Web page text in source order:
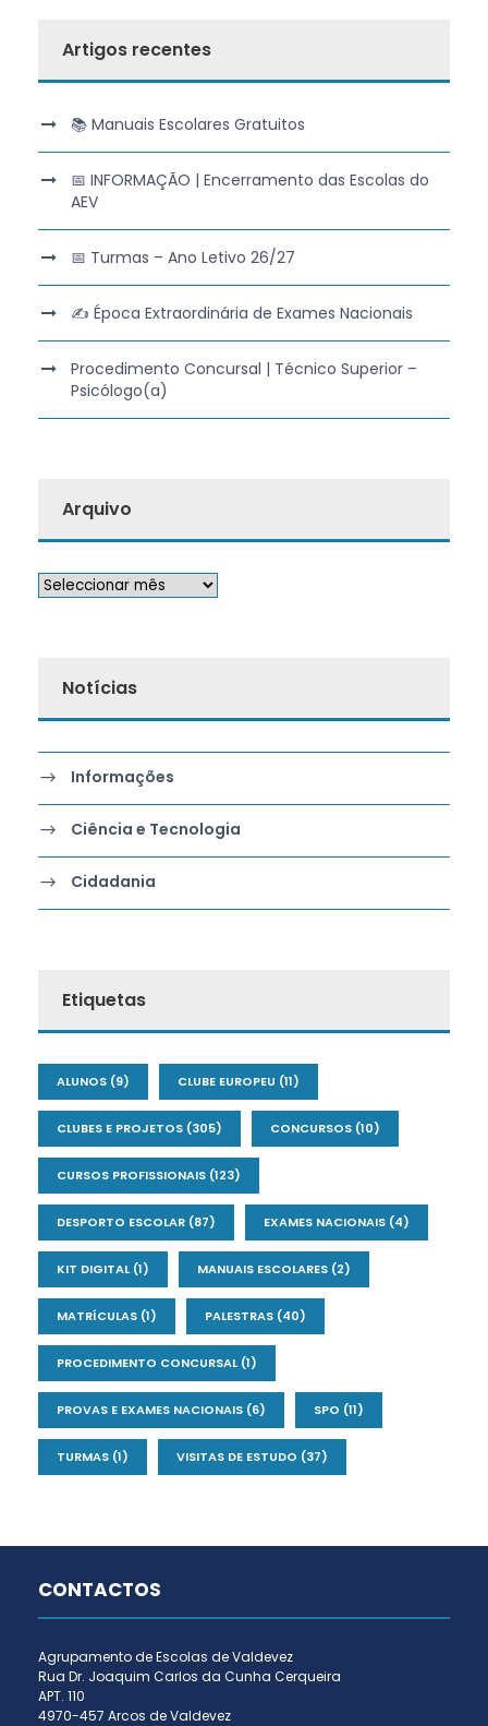
Artigos recentes
📚 Manuais Escolares Gratuitos
📅 INFORMAÇÃO | Encerramento das Escolas do
AEV
📅 Turmas – Ano Letivo 26/27
✍️ Época Extraordinária de Exames Nacionais
Procedimento Concursal | Técnico Superior –
Psicólogo(a)
Arquivo
Notícias
Informações
Ciência e Tecnologia
Cidadania
Etiquetas
ALUNOS (9) CLUBE EUROPEU (11)
CLUBES E PROJETOS (305) CONCURSOS (10)
CURSOS PROFISSIONAIS (123)
DESPORTO ESCOLAR (87) EXAMES NACIONAIS (4)
KIT DIGITAL(1) MANUAIS ESCOLARES (2)
MATRÍCULAS (1) PALESTRAS (40)
PROCEDIMENTO CONCURSAL(1)
PROVAS E EXAMES NACIONAIS (6) SPO (11)
TURMAS (1) VISITAS DE ESTUDO (37)
CONTACTOS
Agrupamento de Escolas de Valdevez
Rua Dr. Joaquim Carlos da Cunha Cerqueira
APT. 110
4970-457 Arcos de Valdevez